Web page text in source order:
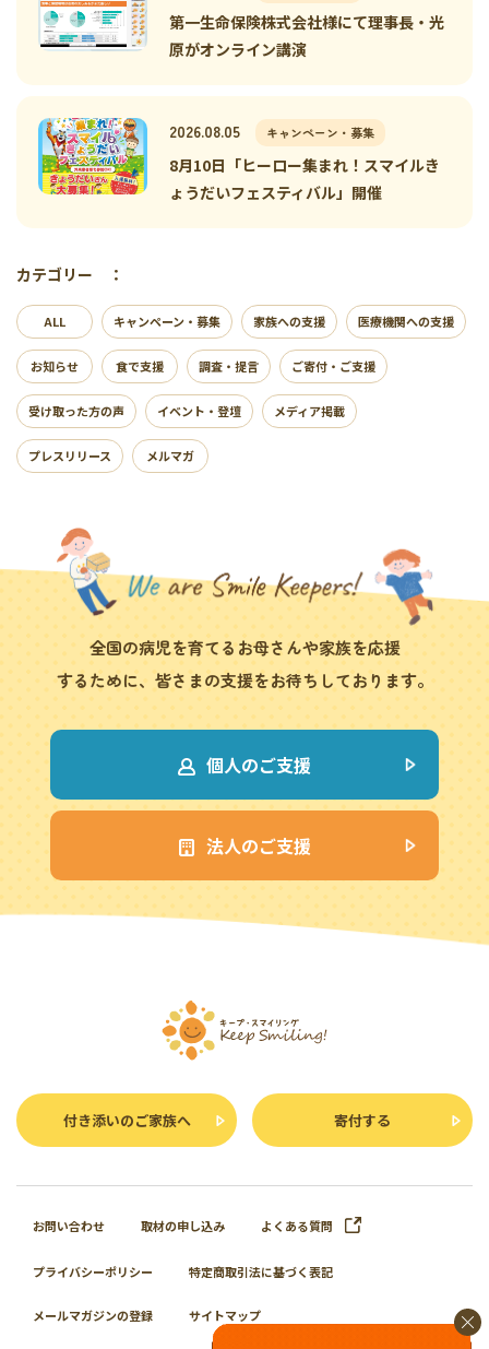
第一生命保険株式会社様にて理事長・光
原がオンライン講演
2026.08.05 キャンペーン・募集
8月10日「ヒーロー集まれ！スマイルき
ょうだいフェスティバル」開催
カテゴリー ：
ALL キャンペーン・募集 家族への支援 医療機関への支援
お知らせ 食で支援 調査・提言 ご寄付・ご支援
受け取った方の声 イベント・登壇 メディア掲載
プレスリリース メルマガ
全国の病児を育てるお母さんや家族を応援
するために、皆さまの支援をお待ちしております。
個人のご支援
法人のご支援
付き添いのご家族へ 寄付する
お問い合わせ 取材の申し込み よくある質問
プライバシーポリシー 特定商取引法に基づく表記
メールマガジンの登録 サイトマップ